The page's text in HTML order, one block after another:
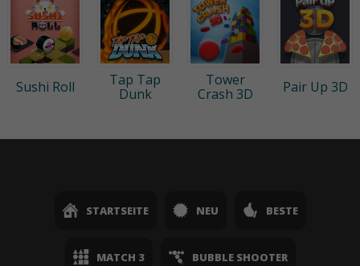
Sushi Roll
Tap Tap
Dunk
Tower
Crash 3D
Pair Up 3D
STARTSEITE NEU BESTE
MATCH 3 BUBBLE SHOOTER